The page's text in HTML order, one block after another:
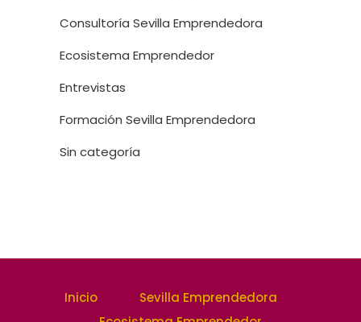
Consultoría Sevilla Emprendedora
Ecosistema Emprendedor
Entrevistas
Formación Sevilla Emprendedora
Sin categoría
Inicio
Sevilla Emprendedora